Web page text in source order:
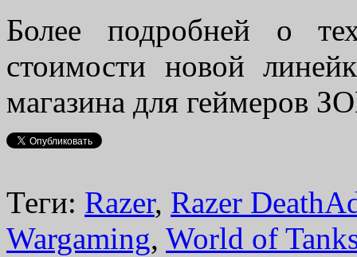
Более подробней о
стоимости новой
магазина для геймеров
Теги: Razer, Razer
Wargaming, World of